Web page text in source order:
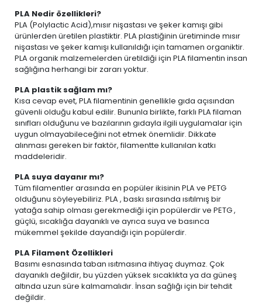
PLA Nedir özellikleri?
PLA (Polylactic Acid),mısır nişastası ve şeker kamışı gibi
ürünlerden üretilen plastiktir. PLA plastiğinin üretiminde mısır
nişastası ve şeker kamışı kullanıldığı için tamamen organiktir.
PLA organik malzemelerden üretildiği için PLA filamentin insan
sağlığına herhangi bir zararı yoktur.
PLA plastik sağlam mı?
Kısa cevap evet, PLA filamentinin genellikle gıda açısından
güvenli olduğu kabul edilir. Bununla birlikte, farklı PLA filaman
sınıfları olduğunu ve bazılarının gıdayla ilgili uygulamalar için
uygun olmayabileceğini not etmek önemlidir. Dikkate
alınması gereken bir faktör, filamentte kullanılan katkı
maddeleridir.
PLA suya dayanır mı?
Tüm filamentler arasında en popüler ikisinin PLA ve PETG
olduğunu söyleyebiliriz. PLA , baskı sırasında ısıtılmış bir
yatağa sahip olması gerekmediği için popülerdir ve PETG ,
güçlü, sıcaklığa dayanıklı ve ayrıca suya ve basınca
mükemmel şekilde dayandığı için popülerdir.
PLA Filament Özellikleri
Basımı esnasında taban ısıtmasına ihtiyaç duymaz. Çok
dayanıklı değildir, bu yüzden yüksek sıcaklıkta ya da güneş
altında uzun süre kalmamalıdır. İnsan sağlığı için bir tehdit
değildir.